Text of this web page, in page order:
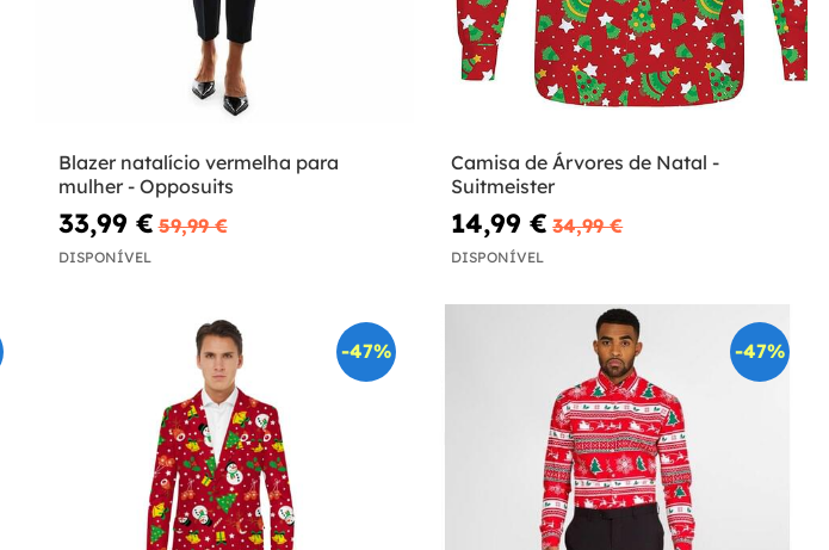
Blazer natalício vermelha para
mulher - Opposuits
33,99 € 59,99 €
DISPONÍVEL
Camisa de Árvores de Natal -
Suitmeister
14,99 € 34,99 €
DISPONÍVEL
-47% -47%